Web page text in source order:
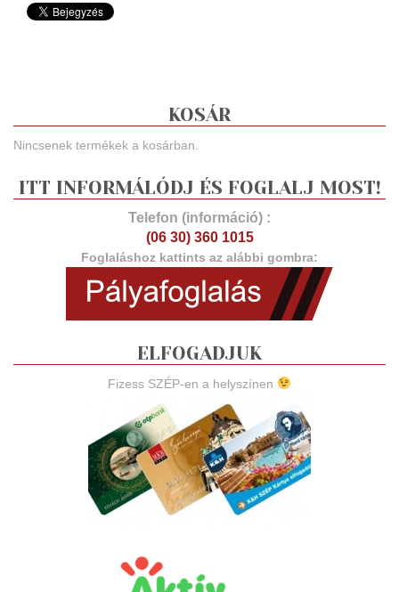
KOSÁR
Nincsenek termékek a kosárban.
ITT INFORMÁLÓDJ ÉS FOGLALJ MOST!
Telefon (információ) :
(06 30) 360 1015
Foglaláshoz kattints az alábbi gombra:
ELFOGADJUK
Fizess SZÉP-en a helyszínen